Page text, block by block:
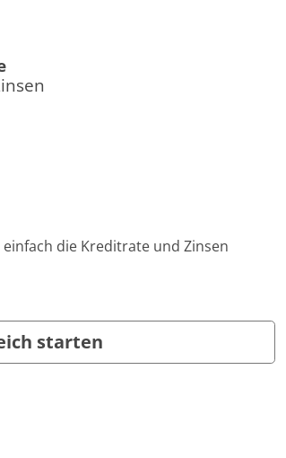
die Kreditrate und Zinsen
starten